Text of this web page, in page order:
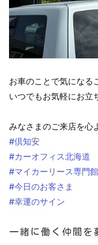
お車のことで気になる
いつでもお気軽にお立
みなさまのご来店を心
#倶知安
#カーオフィス北海道
#マイカーリース専門館
#今日のお客さま
#幸運のサイン
一緒に働く仲間を